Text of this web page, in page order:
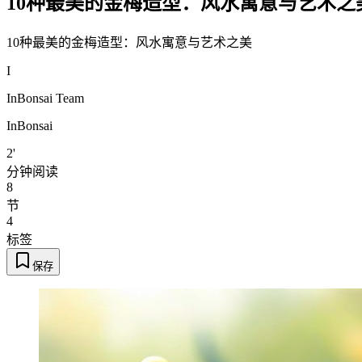
10种最美的金梅造型：风水寓意与艺术之美
I
InBonsai Team
InBonsai
2'
分钟阅读
8
节
4
标签
保存